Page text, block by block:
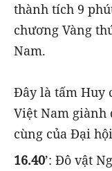
thành tích 9
chương Vàng
Nam.
Đây là tấm Huy
Việt Nam giành
cùng của Đại
16.40’: Đô vật